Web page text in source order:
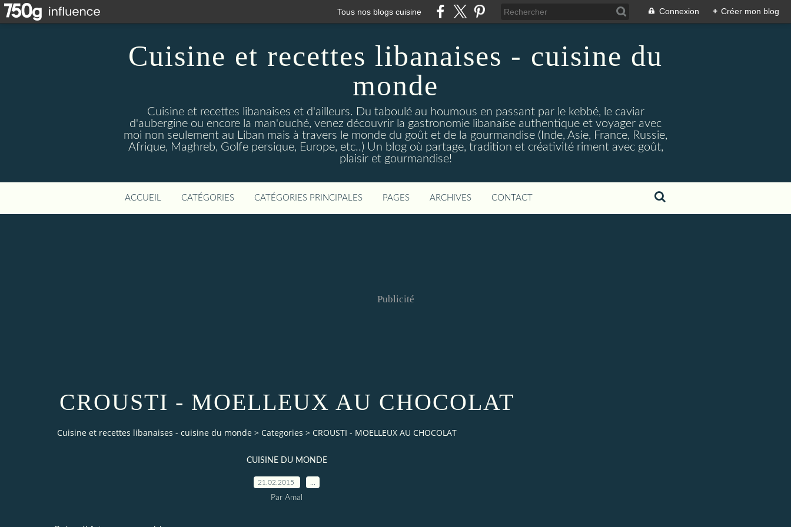
Tous nos blogs cuisine Connexion + Créer mon blog
Cuisine et recettes libanaises - cuisine du
monde
Cuisine et recettes libanaises et d'ailleurs. Du taboulé au houmous en passant par le kebbé, le caviar
d'aubergine ou encore la man'ouché, venez découvrir la gastronomie libanaise authentique et voyager avec
moi non seulement au Liban mais à travers le monde du goût et de la gourmandise (Inde, Asie, France, Russie,
Afrique, Maghreb, Golfe persique, Europe, etc..) Un blog où partage, tradition et créativité riment avec goût,
plaisir et gourmandise!
ACCUEIL CATÉGORIES CATÉGORIES PRINCIPALES PAGES ARCHIVES CONTACT
Publicité
CROUSTI - MOELLEUX AU CHOCOLAT
Cuisine et recettes libanaises - cuisine du monde > Categories > CROUSTI - MOELLEUX AU CHOCOLAT
CUISINE DU MONDE
21.02.2015
Par Amal